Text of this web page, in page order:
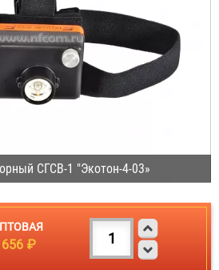
СГСВ-1 "Экотон-4-03»
656 ₽